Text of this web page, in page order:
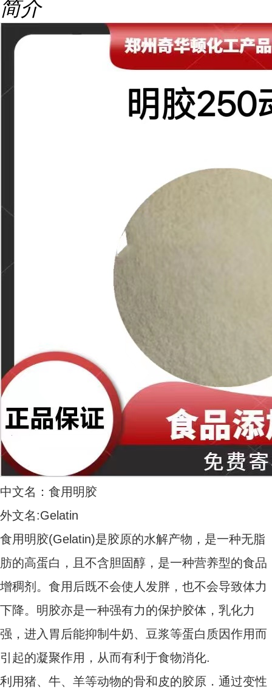
简介
中文名：食用明胶
外文名:Gelatin
食用明胶(Gelatin)是胶原的水解产物，是一种无脂
肪的高蛋白，且不含胆固醇，是一种营养型的食品
增稠剂。食用后既不会使人发胖，也不会导致体力
下降。明胶亦是一种强有力的保护胶体，乳化力
强，进入胃后能抑制牛奶、豆浆等蛋白质因作用而
引起的凝聚作用，从而有利于食物消化.
利用猪、牛、羊等动物的骨和皮的胶原．通过变性